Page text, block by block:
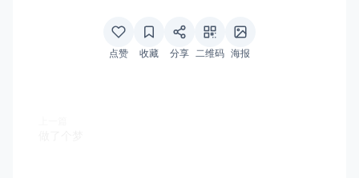
点赞 收藏 分享 二维码 海报